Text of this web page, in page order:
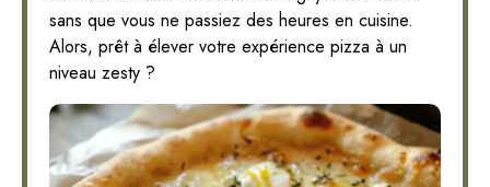
sans que vous ne passiez des heures en cuisine.
Alors, prêt à élever votre expérience pizza à un
niveau zesty ?